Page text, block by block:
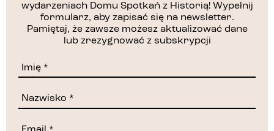
wydarzeniach Domu Spotkań z Historią! Wypełnij
formularz, aby zapisać się na newsletter.
Pamiętaj, że zawsze możesz aktualizować dane
lub zrezygnować z subskrypcji